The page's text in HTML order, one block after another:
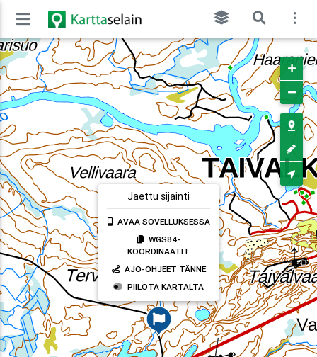
Jaettu sijainti
AVAA SOVELLUKSESSA
WGS84-
KOORDINAATIT
AJO-OHJEET TÄNNE
PIILOTA KARTALTA